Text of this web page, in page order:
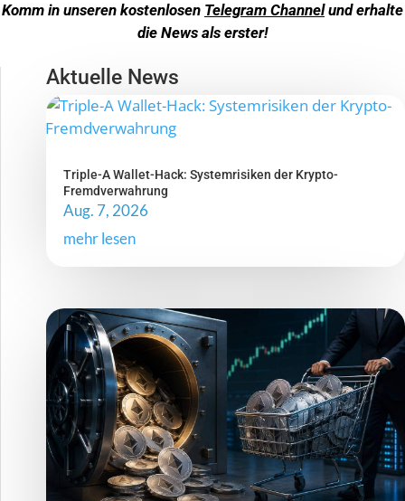
Komm in unseren kostenlosen Telegram Channelund erhalte
die News als erster!
Aktuelle News
Triple-A Wallet-Hack: Systemrisiken der Krypto-
Fremdverwahrung
Aug. 7, 2026
mehr lesen